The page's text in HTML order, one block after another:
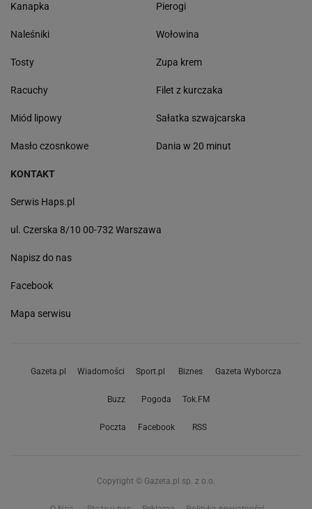
Kanapka
Naleśniki
Tosty
Racuchy
Miód lipowy
Masło czosnkowe
Pierogi
Wołowina
Zupa krem
Filet z kurczaka
Sałatka szwajcarska
Dania w 20 minut
KONTAKT
Serwis Haps.pl
ul. Czerska 8/10 00-732 Warszawa
Napisz do nas
Facebook
Mapa serwisu
Gazeta.pl Wiadomości Sport.pl Biznes Gazeta Wyborcza
Buzz Pogoda Tok.FM
Poczta Facebook RSS
Copyright © Gazeta.pl sp. z o.o.